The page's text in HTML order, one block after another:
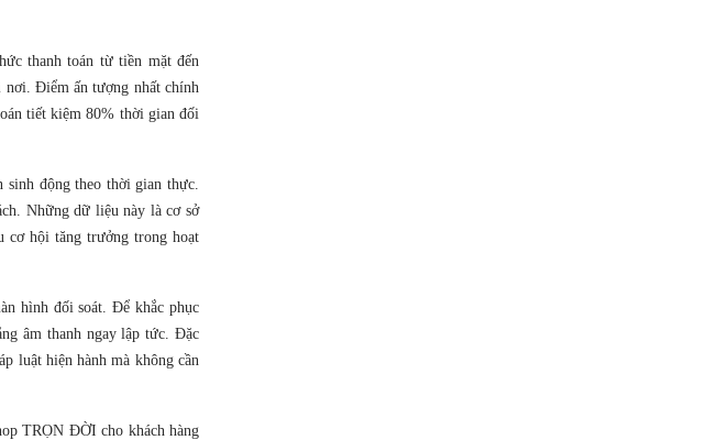
thanh toán từ tiền mặt đến
nơi. Điểm ấn tượng nhất chính
tiết kiệm 80% thời gian đối
sinh động theo thời gian thực.
Những dữ liệu này là cơ sở
cơ hội tăng trưởng trong hoạt
hình đối soát. Để khắc phục
âm thanh ngay lập tức. Đặc
luật hiện hành mà không cần
TRỌN ĐỜI cho khách hàng